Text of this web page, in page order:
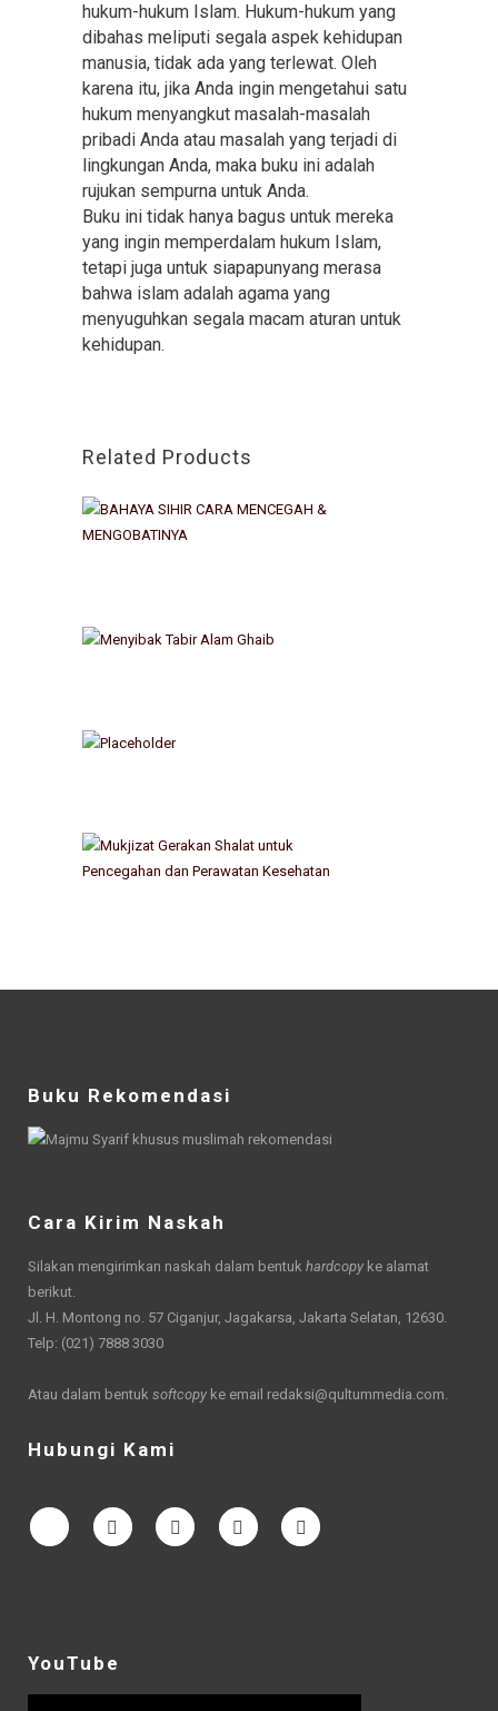
hukum-hukum Islam. Hukum-hukum yang
dibahas meliputi segala aspek kehidupan
manusia, tidak ada yang terlewat. Oleh
karena itu, jika Anda ingin mengetahui satu
hukum menyangkut masalah-masalah
pribadi Anda atau masalah yang terjadi di
lingkungan Anda, maka buku ini adalah
rujukan sempurna untuk Anda.
Buku ini tidak hanya bagus untuk mereka
yang ingin memperdalam hukum Islam,
tetapi juga untuk siapapunyang merasa
bahwa islam adalah agama yang
menyuguhkan segala macam aturan untuk
kehidupan.
Related Products
Buku Rekomendasi
Cara Kirim Naskah
Silakan mengirimkan naskah dalam bentuk hardcopy ke alamat
berikut.
Jl. H. Montong no. 57 Ciganjur, Jagakarsa, Jakarta Selatan, 12630.
Telp: (021) 7888 3030
Atau dalam bentuk softcopy ke email redaksi@qultummedia.com.
Hubungi Kami
YouTube